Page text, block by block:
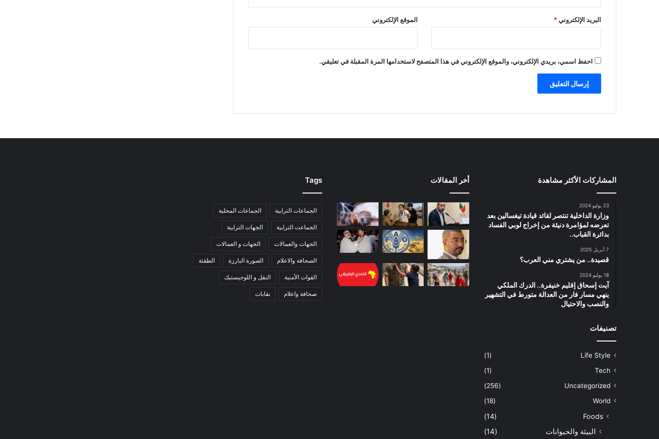
البريد الإلكتروني* الموقع الإلكتروني
احفظ اسمي، بريدي الإلكتروني، والموقع الإلكتروني في هذا المتصفح لاستخدامها المرة المقبلة في تعليقي.
المشاركات الأكثر مشاهدة
23 يوليو 2024
وزارة الداخلية تنتصر لقائد قيادة تيغسالين بعد
تعرضه لمؤامرة دنيئة من إخراج لوبي الفساد
بدائرة القباب..
7 أبريل 2025
قصيدة.. من يشتري مني العرب؟
18 يوليو 2024
آيت إسحاق إقليم خنيفرة.. الدرك الملكي
ينهي مسار فار من العدالة متورط في التشهير
والنصب والاحتيال
تصنيفات
Life Style
(1)
Tech
(1)
Uncategorized
(256)
World
(18)
Foods
(14)
البيئة والحيوانات (14)
أخر المقالات Tags
الجماعات الترابية الجماعات المحلية
الجماعت الترابية الجهات الترابية
الجهات والعمالات الجهات و العمالات
الصحافة والاعلام الصورة البارزة الطقثة
القوات الأمنية النقل و اللوجيستيك
صحافة واعلام نقابات